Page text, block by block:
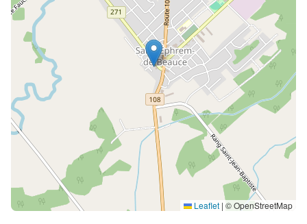
Leaflet | © OpenStreetMap